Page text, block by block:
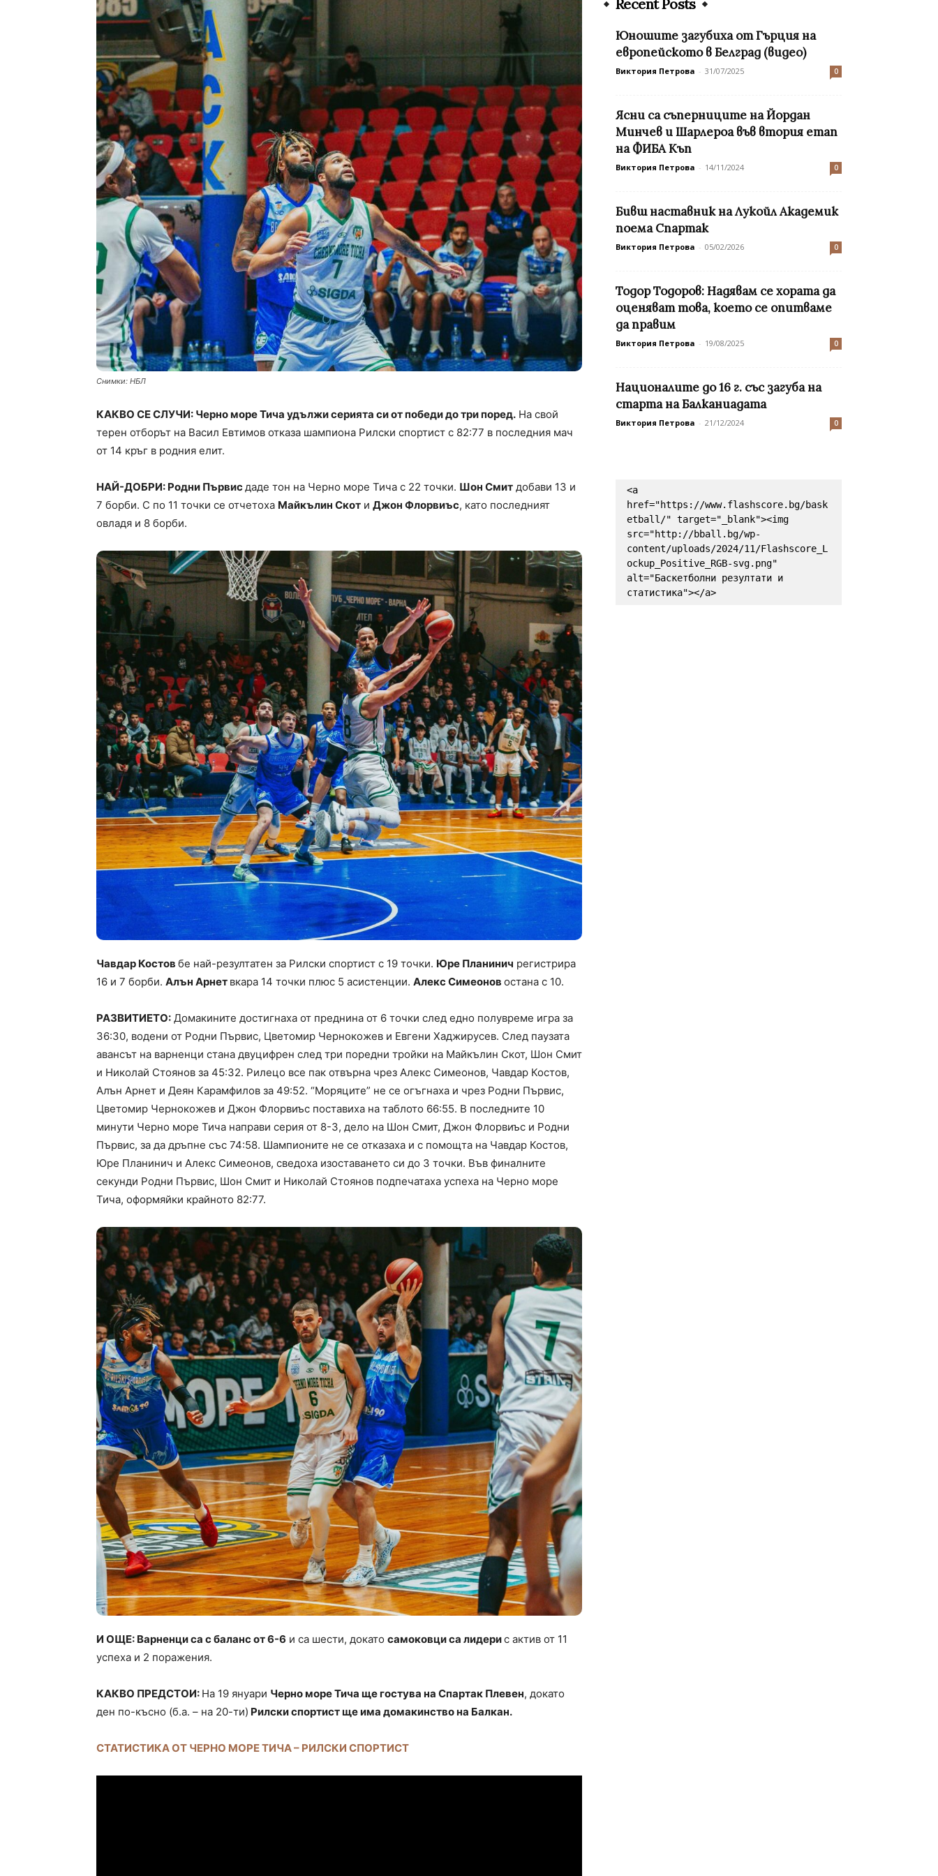
Снимки: НБЛ
КАКВО СЕ СЛУЧИ: Черно море Тича удължи серията си от победи до три поред. На свой
терен отборът на Васил Евтимов отказа шампиона Рилски спортист с 82:77 в последния мач
от 14 кръг в родния елит.
НАЙ-ДОБРИ: Родни Първисдаде тон на Черно море Тича с 22 точки. Шон Смит добави 13 и
7 борби. С по 11 точки се отчетоха Майкълин Скот и Джон Флорвиъс, като последният
овладя и 8 борби.
Чавдар Костов бе най-резултатен за Рилски спортист с 19 точки. Юре Планинич регистрира
16 и 7 борби. Алън Арнет вкара 14 точки плюс 5 асистенции. Алекс Симеонов остана с 10.
РАЗВИТИЕТО: Домакините достигнаха от преднина от 6 точки след едно полувреме игра за
36:30, водени от Родни Първис, Цветомир Чернокожев и Евгени Хаджирусев. След паузата
авансът на варненци стана двуцифрен след три поредни тройки на Майкълин Скот, Шон Смит
и Николай Стоянов за 45:32. Рилецо все пак отвърна чрез Алекс Симеонов, Чавдар Костов,
Алън Арнет и Деян Карамфилов за 49:52. “Моряците” не се огъгнаха и чрез Родни Първис,
Цветомир Чернокожев и Джон Флорвиъс поставиха на таблото 66:55. В последните 10
минути Черно море Тича направи серия от 8-3, дело на Шон Смит, Джон Флорвиъс и Родни
Първис, за да дръпне със 74:58. Шампионите не се отказаха и с помощта на Чавдар Костов,
Юре Планинич и Алекс Симеонов, сведоха изоставането си до 3 точки. Във финалните
секунди Родни Първис, Шон Смит и Николай Стоянов подпечатаха успеха на Черно море
Тича, оформяйки крайното 82:77.
И ОЩЕ: Варненци са с баланс от 6-6 и са шести, докато самоковци са лидерис актив от 11
успеха и 2 поражения.
КАКВО ПРЕДСТОИ: На 19 януари Черно море Тича ще гостува на Спартак Плевен, докато
ден по-късно (б.а. – на 20-ти) Рилски спортист ще има домакинство на Балкан.
СТАТИСТИКА ОТ ЧЕРНО МОРЕ ТИЧА – РИЛСКИ СПОРТИСТ
Recent Posts
Юношите загубиха от Гърция на
европейското в Белград (видео)
Виктория Петрова - 31/07/2025 0
Ясни са съперниците на Йордан
Минчев и Шарлероа във втория етап
на ФИБА Къп
Виктория Петрова - 14/11/2024 0
Бивш наставник на Лукойл Академик
поема Спартак
Виктория Петрова - 05/02/2026 0
Тодор Тодоров: Надявам се хората да
оценяват това, което се опитваме
да правим
Виктория Петрова - 19/08/2025 0
Националите до 16 г. със загуба на
старта на Балканиадата
Виктория Петрова - 21/12/2024 0
<a
href="https://www.flashscore.bg/bask
etball/" target="_blank"><img
src="http://bball.bg/wp-
content/uploads/2024/11/Flashscore_L
ockup_Positive_RGB-svg.png"
alt="Баскетболни резултати и
статистика"></a>